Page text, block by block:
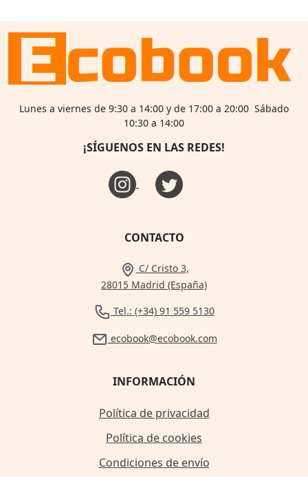
Lunes a viernes de 9:30 a 14:00 y de 17:00 a 20:00 Sábado
10:30 a 14:00
¡SÍGUENOS EN LAS REDES!
CONTACTO
C/ Cristo 3,
28015 Madrid (España)
Tel.: (+34) 91 559 5130
ecobook@ecobook.com
INFORMACIÓN
Política de privacidad
Política de cookies
Condiciones de envío